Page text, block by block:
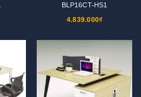
BLP16CT-HS1
4.839.000₫